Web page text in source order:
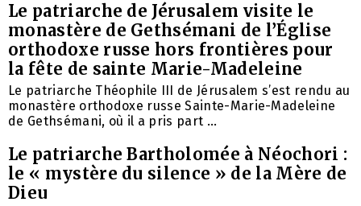
Le patriarche de Jérusalem visite le
monastère de Gethsémani de l’Église
orthodoxe russe hors frontières pour
la fête de sainte Marie-Madeleine
Le patriarche Théophile III de Jérusalem s’est rendu au
monastère orthodoxe russe Sainte-Marie-Madeleine
de Gethsémani, où il a pris part ...
Le patriarche Bartholomée à Néochori :
le « mystère du silence » de la Mère de
Dieu